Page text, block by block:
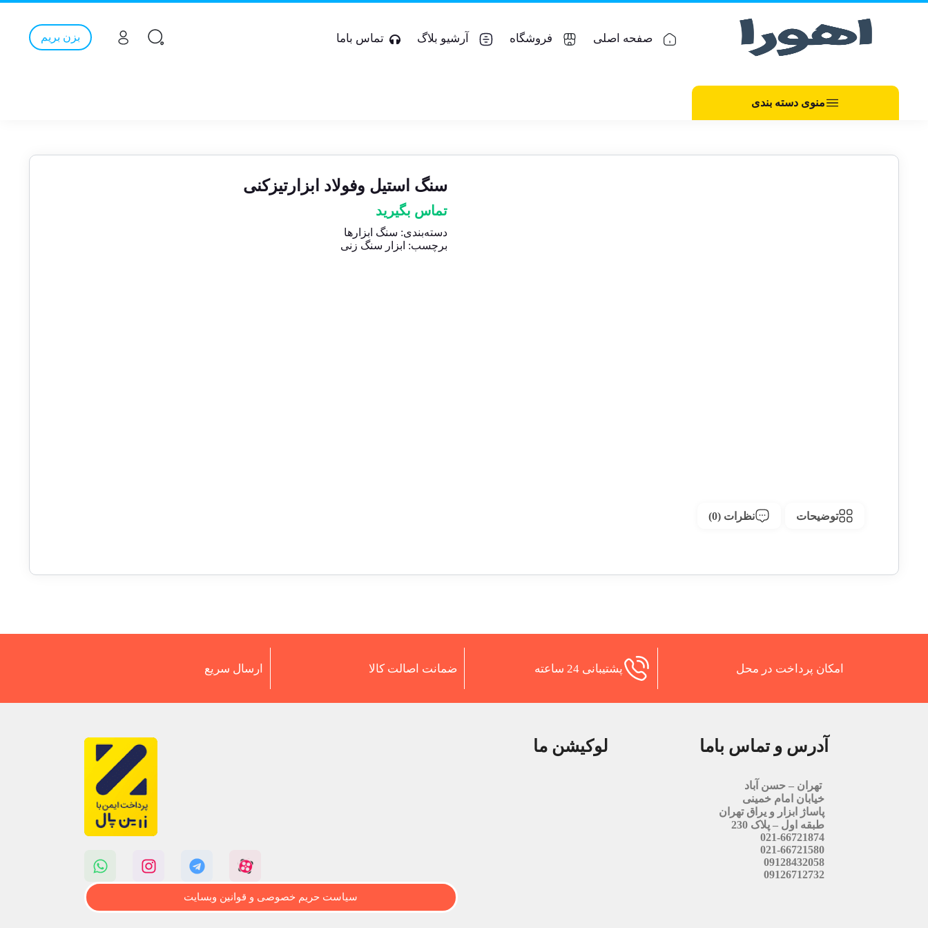
صفحه اصلی فروشگاه آرشیو بلاگ تماس باما بزن بریم
منوی دسته بندی
سنگ استیل وفولاد ابزارتیزکنی
تماس بگیرید
دسته‌بندی: سنگ ابزارها
برچسب: ابزار سنگ زنی
توضیحات نظرات (0)
امکان پرداخت در محل پشتیبانی 24 ساعته ضمانت اصالت کالا ارسال سریع
آدرس و تماس باما
تهران – حسن آباد
خیابان امام خمینی
پاساژ ابزار و یراق تهران
طبقه اول – پلاک 230
021-66721874
021-66721580
09128432058
09126712732
لوکیشن ما
سیاست حریم خصوصی و قوانین وبسایت